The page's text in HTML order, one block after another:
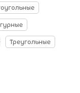
Треугольные